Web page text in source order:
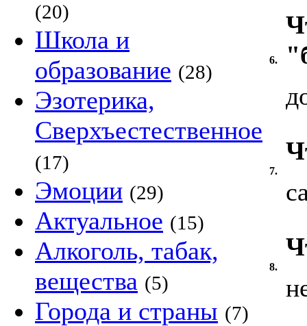
(20)
Школа и
образование (28)
Эзотерика,
Сверхъестественное
(17)
Эмоции (29)
Актуальное (15)
Алкоголь, табак,
вещества (5)
Города и страны (7)
6.
7.
8.